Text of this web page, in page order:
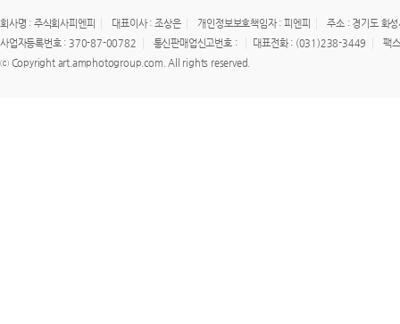
회사명 : 주식회사피엔피 대표이사 : 조상은 개인정보보호책임자 : 피엔피
주소 : 경기도 화
사업자등록번호 : 370-87-00782
통신판매업신고번호 : 대표전화 : (031)238-3449
팩
ⓒ Copyright art.amphotogroup.com. All rights reserved.